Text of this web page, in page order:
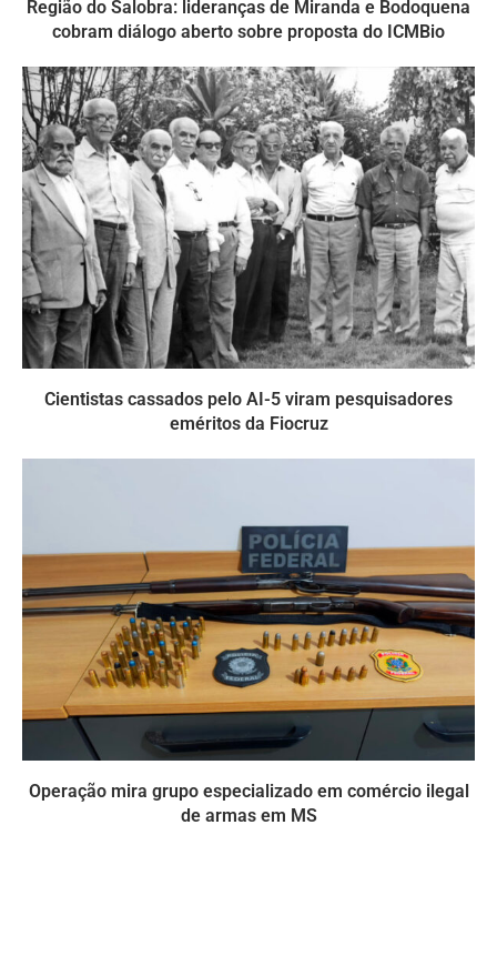
Região do Salobra: lideranças de Miranda e Bodoquena
cobram diálogo aberto sobre proposta do ICMBio
Cientistas cassados pelo AI-5 viram pesquisadores
eméritos da Fiocruz
Operação mira grupo especializado em comércio ilegal
de armas em MS